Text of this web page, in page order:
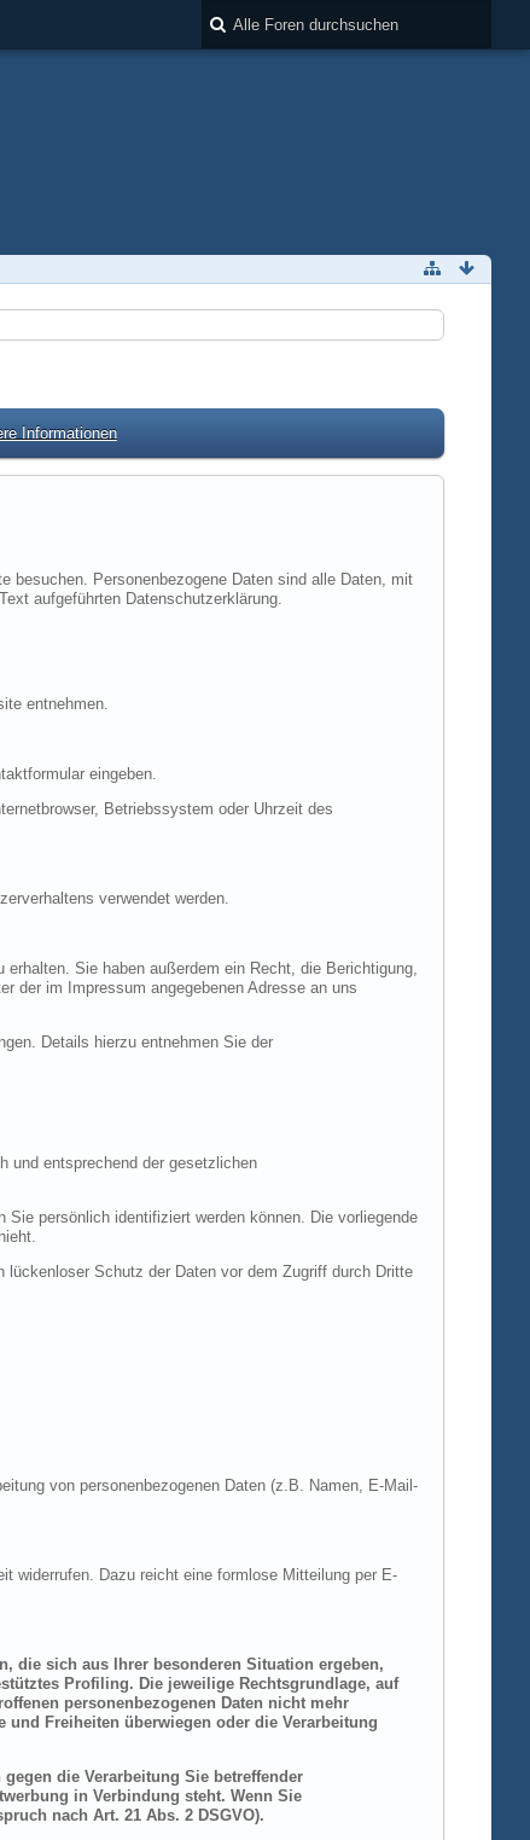
Informationen
besuchen. Personenbezogene Daten sind alle Daten, mit
aufgeführten Datenschutzerklärung.
entnehmen.
eingeben.
Betriebssystem oder Uhrzeit des
verwendet werden.
Sie haben außerdem ein Recht, die Berichtigung,
der im Impressum angegebenen Adresse an uns
Details hierzu entnehmen Sie der
und entsprechend der gesetzlichen
persönlich identifiziert werden können. Die vorliegende
Schutz der Daten vor dem Zugriff durch Dritte
von personenbezogenen Daten (z.B. Namen, E-Mail-
widerrufen. Dazu reicht eine formlose Mitteilung per E-
die sich aus Ihrer besonderen Situation ergeben,
Profiling. Die jeweilige Rechtsgrundlage, auf
personenbezogenen Daten nicht mehr
Freiheiten überwiegen oder die Verarbeitung
die Verarbeitung Sie betreffender
in Verbindung steht. Wenn Sie
nach Art. 21 Abs. 2 DSGVO).